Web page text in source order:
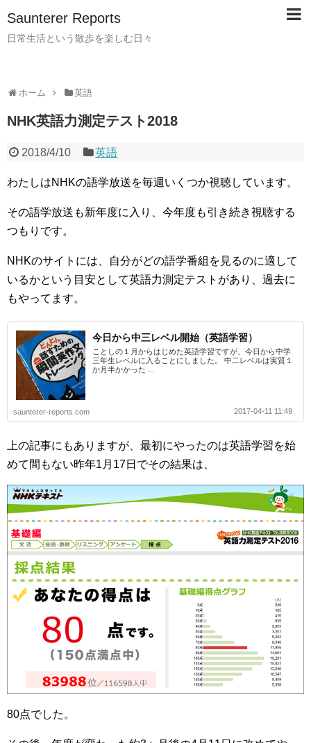
Saunterer Reports
日常生活という散歩を楽しむ日々
ホーム 英語
NHK英語力測定テスト2018
2018/4/10 英語
わたしはNHKの語学放送を毎週いくつか視聴しています。
その語学放送も新年度に入り、今年度も引き続き視聴する
つもりです。
NHKのサイトには、自分がどの語学番組を見るのに適して
いるかという目安として英語力測定テストがあり、過去に
もやってます。
今日から中三レベル開始（英語学習）
ことしの１月からはじめた英語学習ですが、今日から中学
三年生レベルに入ることにしました。 中二レベルは実質１
か月半かかった ...
saunterer-reports.com 2017-04-11 11:49
上の記事にもありますが、最初にやったのは英語学習を始
めて間もない昨年1月17日でその結果は、
80点でした。